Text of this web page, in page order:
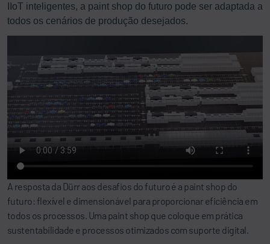
IIoT inteligentes, a paint shop do futuro pode ser adaptada a
todos os cenários de produção desejados.
A resposta da Dürr aos desafios do futuro é a paint shop do
futuro: flexível e dimensionável para proporcionar eficiência em
todos os processos. Uma paint shop que coloque em prática
sustentabilidade e processos otimizados com suporte digital.